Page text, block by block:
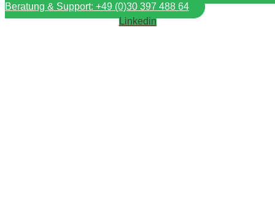
Beratung & Support: +49 (0)30 397 488 64
Linkedin